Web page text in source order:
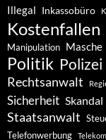
Illegal Inkassobüro
Kostenfallen
Manipulation Masche
Politik Polizei
Rechtsanwalt
Sicherheit Skandal
Staatsanwalt
Telefonwerbung Telekom